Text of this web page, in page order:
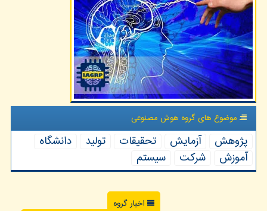
موضوع های گروه هوش مصنوعی
پژوهش آزمایش تحقیقات تولید
دانشگاه
آموزش
شركت سیستم
اخبار گروه